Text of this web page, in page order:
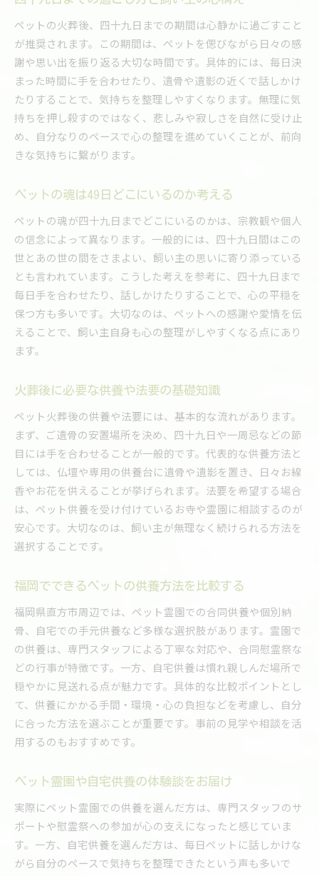
ペットの火葬後、四十九日までの期間は心静かに過ごすこと
が推奨されます。この期間は、ペットを偲びながら日々の感
謝や思い出を振り返る大切な時間です。具体的には、毎日決
まった時間に手を合わせたり、遺骨や遺影の近くで話しかけ
たりすることで、気持ちを整理しやすくなります。無理に気
持ちを押し殺すのではなく、悲しみや寂しさを自然に受け止
め、自分なりのペースで心の整理を進めていくことが、前向
きな気持ちに繋がります。
ペットの魂は49日どこにいるのか考える
ペットの魂が四十九日までどこにいるのかは、宗教観や個人
の信念によって異なります。一般的には、四十九日間はこの
世とあの世の間をさまよい、飼い主の思いに寄り添っている
とも言われています。こうした考えを参考に、四十九日まで
毎日手を合わせたり、話しかけたりすることで、心の平穏を
保つ方も多いです。大切なのは、ペットへの感謝や愛情を伝
えることで、飼い主自身も心の整理がしやすくなる点にあり
ます。
火葬後に必要な供養や法要の基礎知識
ペット火葬後の供養や法要には、基本的な流れがあります。
まず、ご遺骨の安置場所を決め、四十九日や一周忌などの節
目には手を合わせることが一般的です。代表的な供養方法と
しては、仏壇や専用の供養台に遺骨や遺影を置き、日々お線
香やお花を供えることが挙げられます。法要を希望する場合
は、ペット供養を受け付けているお寺や霊園に相談するのが
安心です。大切なのは、飼い主が無理なく続けられる方法を
選択することです。
福岡でできるペットの供養方法を比較する
福岡県直方市周辺では、ペット霊園での合同供養や個別納
骨、自宅での手元供養など多様な選択肢があります。霊園で
の供養は、専門スタッフによる丁寧な対応や、合同慰霊祭な
どの行事が特徴です。一方、自宅供養は慣れ親しんだ場所で
穏やかに見送れる点が魅力です。具体的な比較ポイントとし
て、供養にかかる手間・環境・心の負担などを考慮し、自分
に合った方法を選ぶことが重要です。事前の見学や相談を活
用するのもおすすめです。
ペット霊園や自宅供養の体験談をお届け
実際にペット霊園での供養を選んだ方は、専門スタッフのサ
ポートや慰霊祭への参加が心の支えになったと感じていま
す。一方、自宅供養を選んだ方は、毎日ペットに話しかけな
がら自分のペースで気持ちを整理できたという声も多いで